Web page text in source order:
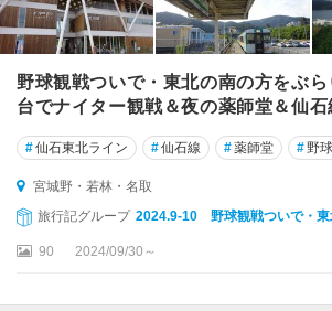
野球観戦ついで・東北の南の方をぶ
台でナイター観戦＆夜の薬師堂＆仙
#仙石東北ライン #仙石線 #薬師堂 #野
宮城野・若林・名取
旅行記グループ 2024.9-10 野球観戦ついで・東
90 2024/09/30～